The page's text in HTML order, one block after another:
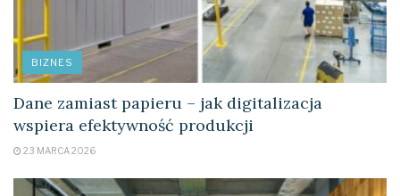
BIZNES
Dane zamiast papieru – jak digitalizacja
wspiera efektywność produkcji
23 MARCA 2026